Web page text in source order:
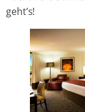
geht’s!